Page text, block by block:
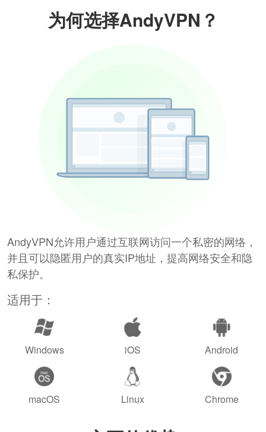
为何选择AndyVPN？
AndyVPN允许用户通过互联网访问一个私密的网络，
并且可以隐匿用户的真实IP地址，提高网络安全和隐
私保护。
适用于：
Windows iOS Android
macOS Linux Chrome